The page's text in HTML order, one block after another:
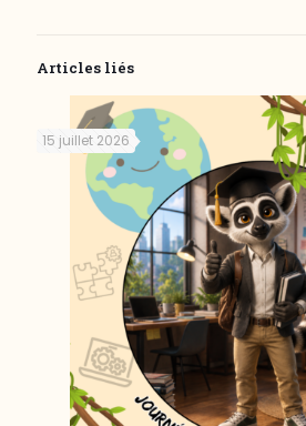
Articles liés
15 juillet 2026